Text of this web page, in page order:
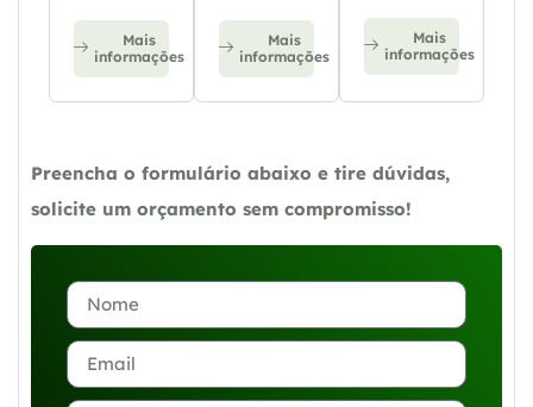
Mais
informações
Mais
informações
Mais
informações
Preencha o formulário abaixo e tire dúvidas,
solicite um orçamento sem compromisso!